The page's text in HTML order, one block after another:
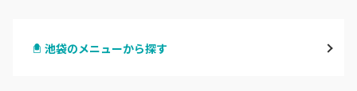
原宿
池袋のメニューから探す